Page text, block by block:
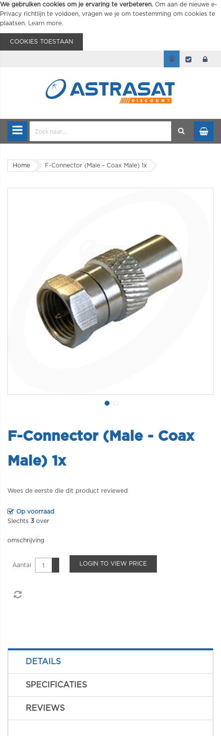
We gebruiken cookies om je ervaring te verbeteren. Om aan de nieuwe e-
Privacy richtlijn te voldoen, vragen we je om toestemming om cookies te
plaatsen.
Learn more.
COOKIES TOESTAAN
Home F-Connector (Male - Coax Male) 1x
F-Connector (Male - Coax
Male) 1x
Wees de eerste die dit product reviewed
Op voorraad
Slechts 3 over
omschrijving
Aantal LOGIN TO VIEW PRICE
DETAILS
SPECIFICATIES
REVIEWS